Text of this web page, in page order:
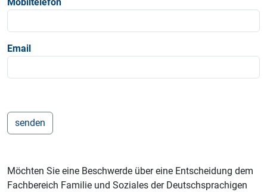
Mobiltelefon
Email
Möchten Sie eine Beschwerde über eine Entscheidung dem
Fachbereich Familie und Soziales der Deutschsprachigen